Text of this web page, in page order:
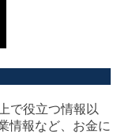
で役立つ情報以
情報など、お金に